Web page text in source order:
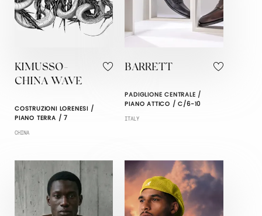
KIMUSSO-
CHINA WAVE
COSTRUZIONI LORENESI /
PIANO TERRA / 7
CHINA
BARRETT
PADIGLIONE CENTRALE /
PIANO ATTICO / C/6-10
ITALY